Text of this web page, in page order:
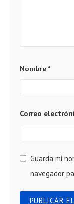
Nombre *
Correo
Guarda mi
navegador